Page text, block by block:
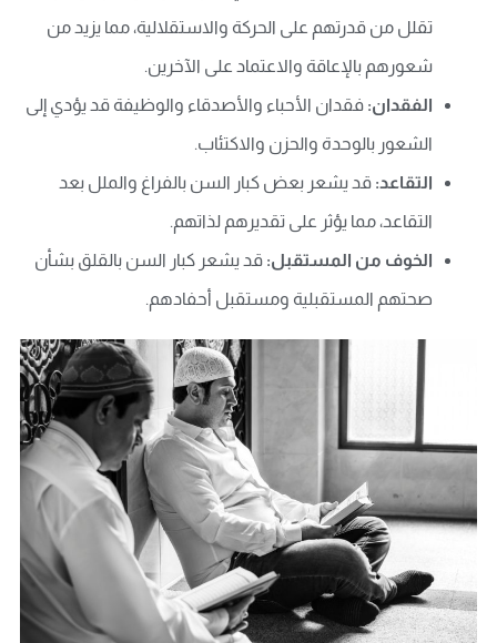
تقلل من قدرتهم على الحركة والاستقلالية، مما يزيد من
شعورهم بالإعاقة والاعتماد على الآخرين.
الفقدان: فقدان الأحباء والأصدقاء والوظيفة قد يؤدي إلى
الشعور بالوحدة والحزن والاكتئاب.
التقاعد: قد يشعر بعض كبار السن بالفراغ والملل بعد
التقاعد، مما يؤثر على تقديرهم لذاتهم.
الخوف من المستقبل: قد يشعر كبار السن بالقلق بشأن
صحتهم المستقبلية ومستقبل أحفادهم.